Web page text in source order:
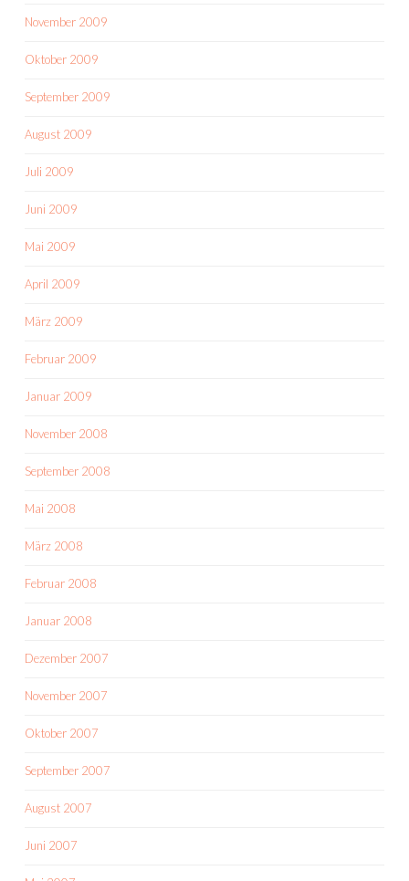
November 2009
Oktober 2009
September 2009
August 2009
Juli 2009
Juni 2009
Mai 2009
April 2009
März 2009
Februar 2009
Januar 2009
November 2008
September 2008
Mai 2008
März 2008
Februar 2008
Januar 2008
Dezember 2007
November 2007
Oktober 2007
September 2007
August 2007
Juni 2007